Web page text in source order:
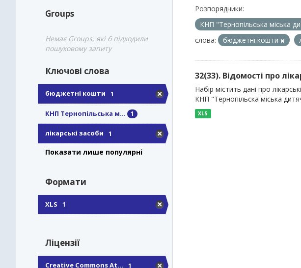
Groups
Немає Groups, які б підходили
пошуковому запиту
Ключові слова
бюджетні кошти 1
КНП Тернопільська м... 1
лікарські засоби 1
Показати лише популярні
Формати
XLS 1
Ліцензії
Creative Commons At... 1
Розпорядники:
КНП "Тернопільська міська
слова:
бюджетні кошти
32(33). Відомості про
Набір містить дані про
КНП "Тернопільска міська
XLS